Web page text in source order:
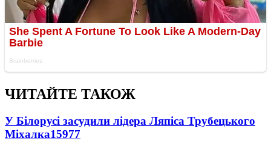
ЧИТАЙТЕ ТАКОЖ
У Білорусі засудили лідера Ляпіса Трубецького
Міхалка15977